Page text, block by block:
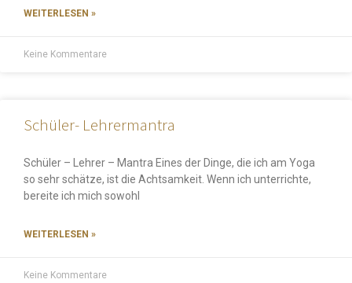
WEITERLESEN »
Keine Kommentare
Schüler- Lehrermantra
Schüler – Lehrer – Mantra Eines der Dinge, die ich am Yoga
so sehr schätze, ist die Achtsamkeit. Wenn ich unterrichte,
bereite ich mich sowohl
WEITERLESEN »
Keine Kommentare